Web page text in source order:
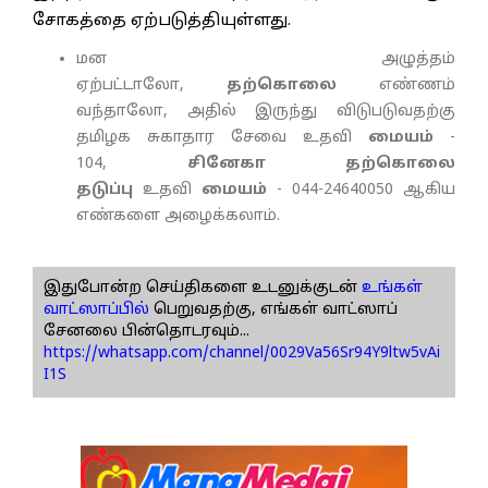
சோகத்தை ஏற்படுத்தியுள்ளது.
மன அழுத்தம்
ஏற்பட்டாலோ, தற்கொலை எண்ணம்
வந்தாலோ, அதில் இருந்து விடுபடுவதற்கு
தமிழக சுகாதார சேவை உதவி மையம் -
104, சினேகா தற்கொலை
தடுப்பு உதவி மையம் - 044-24640050 ஆகிய
எண்களை அழைக்கலாம்.
இதுபோன்ற செய்திகளை உடனுக்குடன் உங்கள்
வாட்ஸாப்பில் பெறுவதற்கு, எங்கள் வாட்ஸாப்
சேனலை பின்தொடரவும்...
https://whatsapp.com/channel/0029Va56Sr94Y9ltw5vAi
I1S